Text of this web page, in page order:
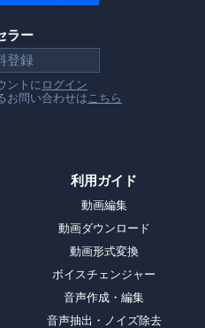
ラー
登録
ントに ログイン
お問い合わせは こちら
利用ガイド
動画編集
動画ダウンロード
動画形式変換
ボイスチェンジャー
音声作成・編集
音声抽出・ノイズ除去